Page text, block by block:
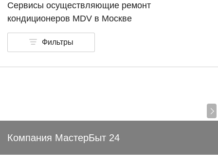
Сервисы осуществляющие ремонт
кондиционеров MDV в Москве
Фильтры
Компания МастерБыт 24